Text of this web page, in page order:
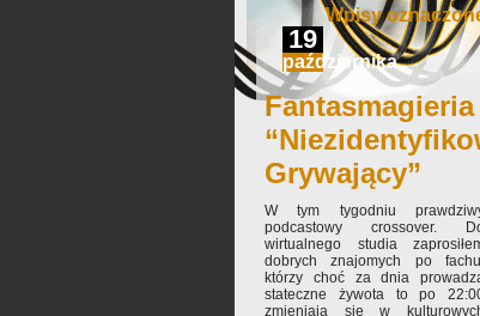
Wpisy
19
października
Grywający”
W tym tygodniu
podcastowy crossover.
wirtualnego studia
dobrych znajomych po
którzy choć za dnia
stateczne żywota to po
zmieniają się w